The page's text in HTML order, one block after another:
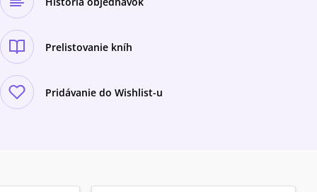
Prelistovanie kníh
Pridávanie do Wishlist-u